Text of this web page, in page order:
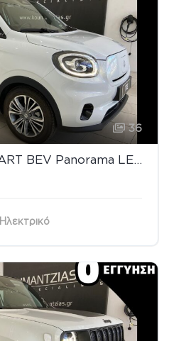
36
Leapmotor T 03 SMART BEV Panorama LED
Ηλεκτρικό